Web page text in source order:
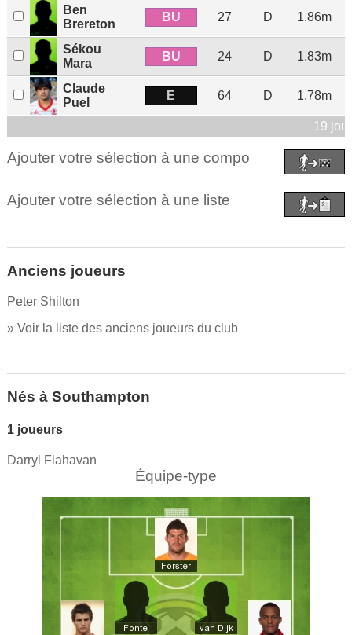
Ben
Brereton
BU 27 D 1.86m
Sékou
Mara
BU 24 D 1.83m
Claude
Puel
E 64 D 1.78m
19
Ajouter votre sélection à une compo
Ajouter votre sélection à une liste
Anciens joueurs
Peter Shilton
» Voir la liste des anciens joueurs du club
Nés à Southampton
1 joueurs
Darryl Flahavan
Équipe-type